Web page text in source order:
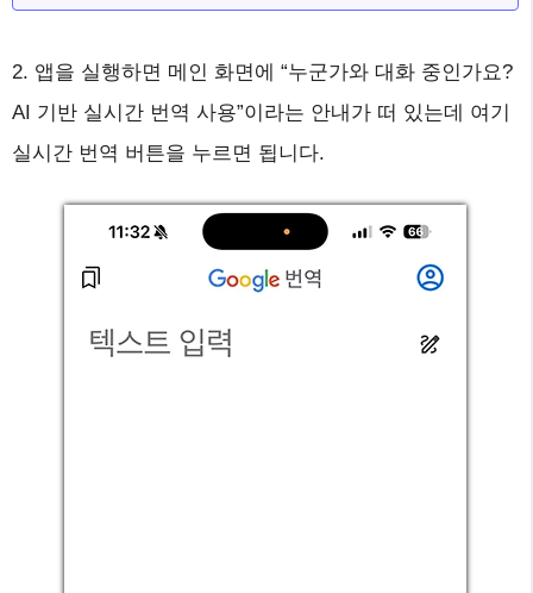
2. 앱을 실행하면 메인 화면에 “누군가와 대화 중인가요?
AI 기반 실시간 번역 사용”이라는 안내가 떠 있는데 여기
실시간 번역 버튼을 누르면 됩니다.